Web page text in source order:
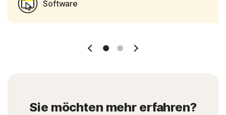
Software
1 Slide2 Slide
Sie möchten mehr erfahren?